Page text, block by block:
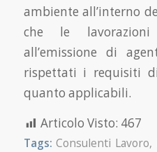
ambiente all’interno
che le
all’emissione di
rispettati i requisiti
quanto applicabili.
Articolo Visto: 467
Tags: Consulenti Lavoro,